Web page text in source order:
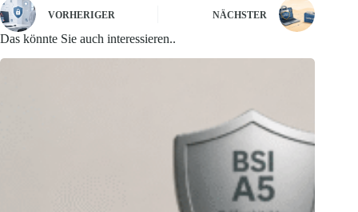
VORHERIGER NÄCHSTER
Das könnte Sie auch interessieren..